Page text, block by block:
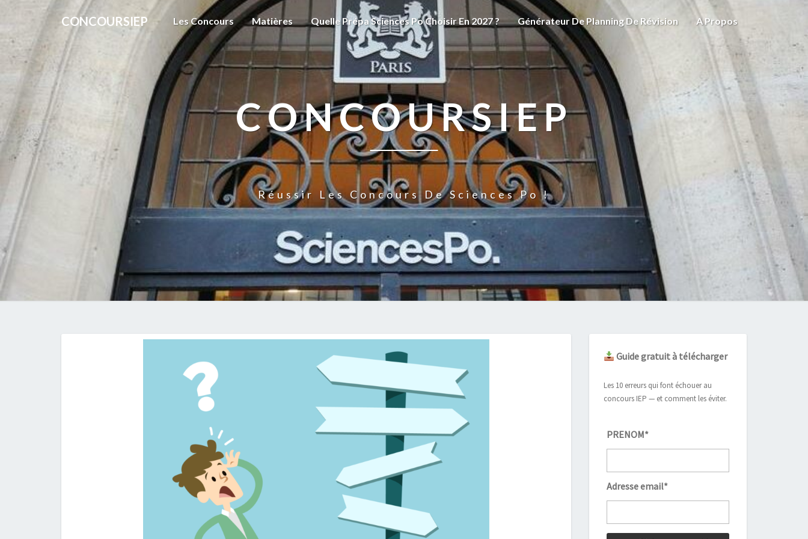
CONCOURSIEP Les Concours Matières Quelle Prépa Sciences Po Choisir En 2027 ? Générateur De Planning De Révision A Propos
CONCOURSIEP
Réussir Les Concours De Sciences Po !
Guide gratuit à télécharger
Les 10 erreurs qui font échouer au
concours IEP — et comment les éviter.
PRENOM*
Adresse email*